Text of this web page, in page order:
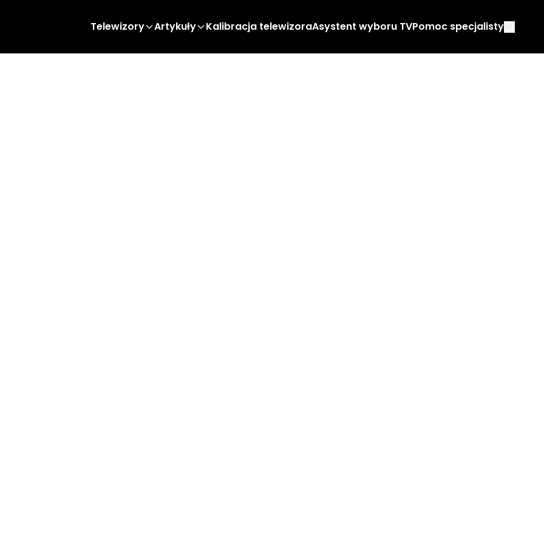
Telewizory Artykuły Kalibracja telewizoraAsystent wyboru TVPomoc specjalisty